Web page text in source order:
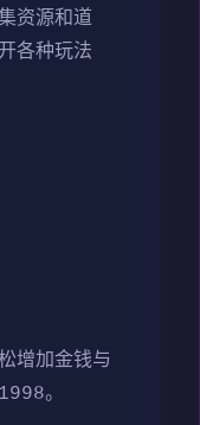
资源和道
各种玩法
增加金钱与
。